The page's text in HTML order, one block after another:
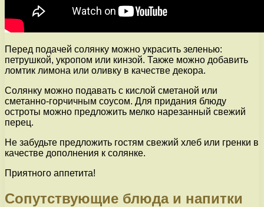
Перед подачей солянку можно украсить зеленью:
петрушкой, укропом или кинзой. Также можно добавить
ломтик лимона или оливку в качестве декора.
Солянку можно подавать с кислой сметаной или
сметанно-горчичным соусом. Для придания блюду
остроты можно предложить мелко нарезанный свежий
перец.
Не забудьте предложить гостям свежий хлеб или гренки в
качестве дополнения к солянке.
Приятного аппетита!
Сопутствующие блюда и напитки